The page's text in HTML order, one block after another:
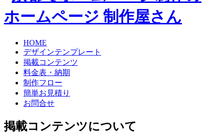
HOME
デザインテンプレート
掲載コンテンツ
料金表・納期
制作フロー
簡単お見積り
お問合せ
掲載コンテンツについて